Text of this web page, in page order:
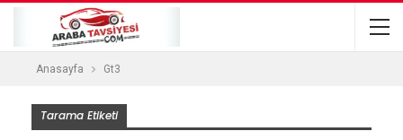
Anasayfa Gt3
Tarama Etiketi